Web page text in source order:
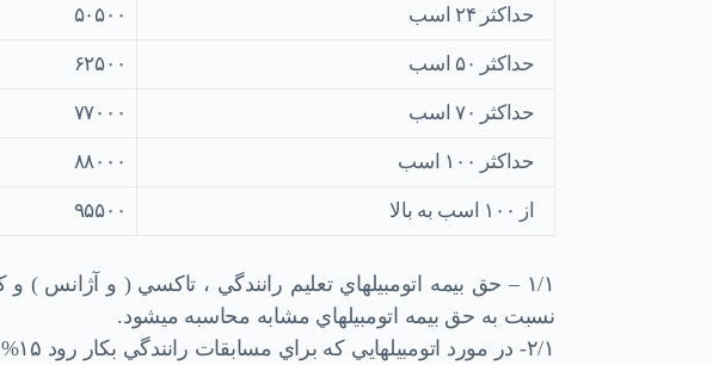
حداكثر ۲۴ اسب ۵۰۵۰۰
حداكثر ۵۰ اسب ۶۲۵۰۰
حداكثر ۷۰ اسب ۷۷۰۰۰
حداكثر ۱۰۰ اسب ۸۸۰۰۰
از ۱۰۰ اسب به بالا ۹۵۵۰۰
نسبت به حق بيمه اتومبيلهاي مشابه محاسبه ميشود.
۲/۱- در مورد اتومبيلهايي كه براي مسابقات رانندگي بكار رود ۱۵% اضافه نرخ منظور ميشود.